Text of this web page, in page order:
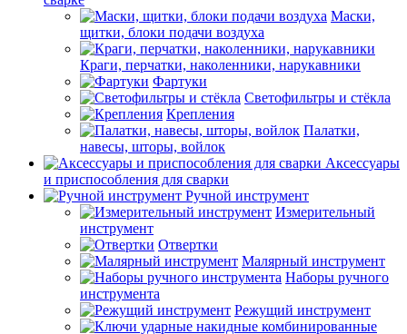
Маски,
щитки, блоки подачи воздуха
Краги, перчатки, наколенники, нарукавники
Фартуки
Светофильтры и стёкла
Крепления
Палатки,
навесы, шторы, войлок
Аксессуары
и приспособления для сварки
Ручной инструмент
Измерительный
инструмент
Отвертки
Малярный инструмент
Наборы ручного
инструмента
Режущий инструмент